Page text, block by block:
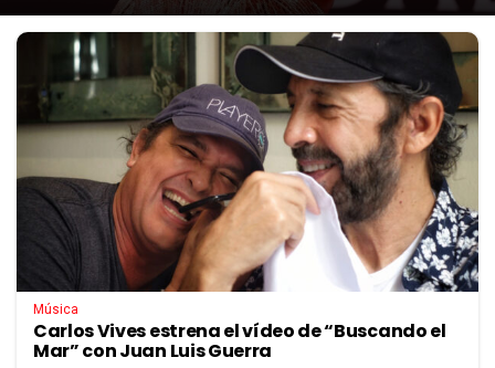
Música
Carlos Vives estrena el vídeo de “Buscando el
Mar” con Juan Luis Guerra